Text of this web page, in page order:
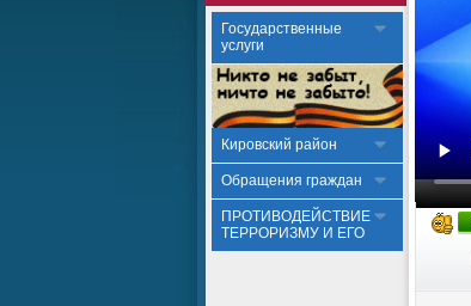
Государственные
услуги
Кировский район
Обращения граждан
ПРОТИВОДЕЙСТВИЕ
ТЕРРОРИЗМУ И ЕГО